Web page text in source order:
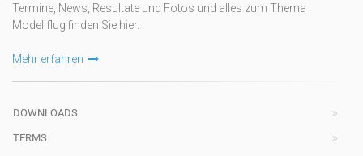
Termine, News, Resultate und Fotos und alles zum Thema
Modellflug finden Sie hier.
Mehr erfahren
DOWNLOADS
TERMS